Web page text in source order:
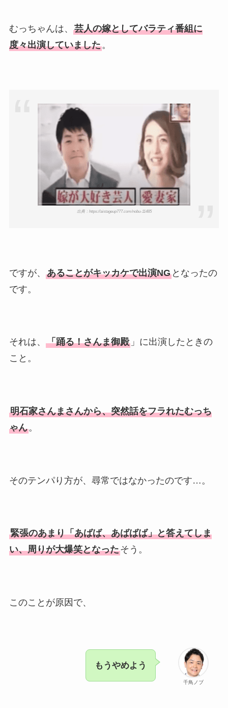
むっちゃんは、 芸人の嫁としてバラティ番組に
度々出演していました。
出典：https://aistageup777.com/nobu-11485
ですが、 あることがキッカケで出演NGとなったの
です。
それは、 「踊る！さんま御殿」に出演したときの
こと。
明石家さんまさんから、突然話をフラれたむっち
ゃん。
そのテンパり方が、尋常ではなかったのです…。
緊張のあまり「あばば、あばばば」と答えてしま
い、周りが大爆笑となったそう。
このことが原因で、
千鳥ノブ
もうやめよう